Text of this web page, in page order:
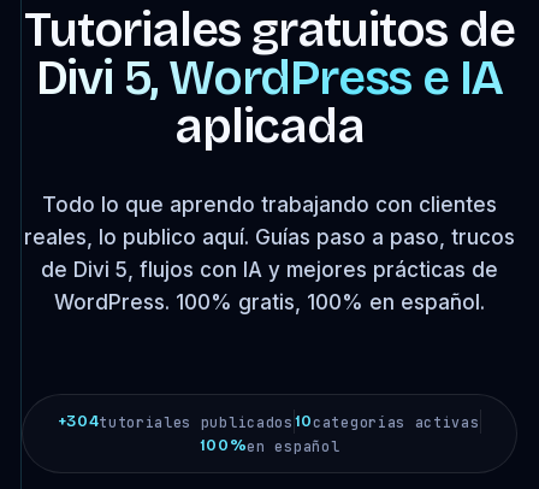
Tutoriales gratuitos de
Divi 5, WordPress e IA
aplicada
Todo lo que aprendo trabajando con clientes
reales, lo publico aquí. Guías paso a paso, trucos
de Divi 5, flujos con IA y mejores prácticas de
WordPress. 100% gratis, 100% en español.
+304tutoriales publicados 10categorías activas
100%en español